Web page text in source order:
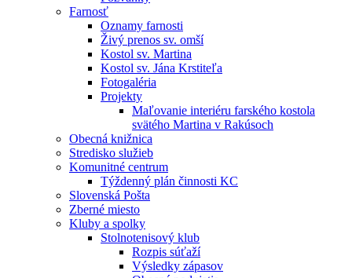
Farnosť
Oznamy farnosti
Živý prenos sv. omší
Kostol sv. Martina
Kostol sv. Jána Krstiteľa
Fotogaléria
Projekty
Maľovanie interiéru farského kostola
svätého Martina v Rakúsoch
Obecná knižnica
Stredisko služieb
Komunitné centrum
Týždenný plán činnosti KC
Slovenská Pošta
Zberné miesto
Kluby a spolky
Stolnotenisový klub
Rozpis súťaží
Výsledky zápasov